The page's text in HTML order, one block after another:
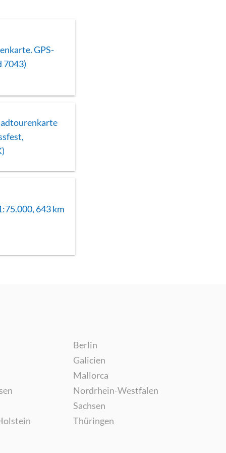
GPS-
7043)
643 km
Berlin
Galicien
Mallorca
Nordrhein-Westfalen
Sachsen
Thüringen